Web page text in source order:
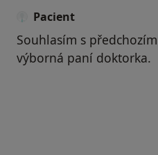
Pacient
Souhlasím s
výborná paní doktorka.